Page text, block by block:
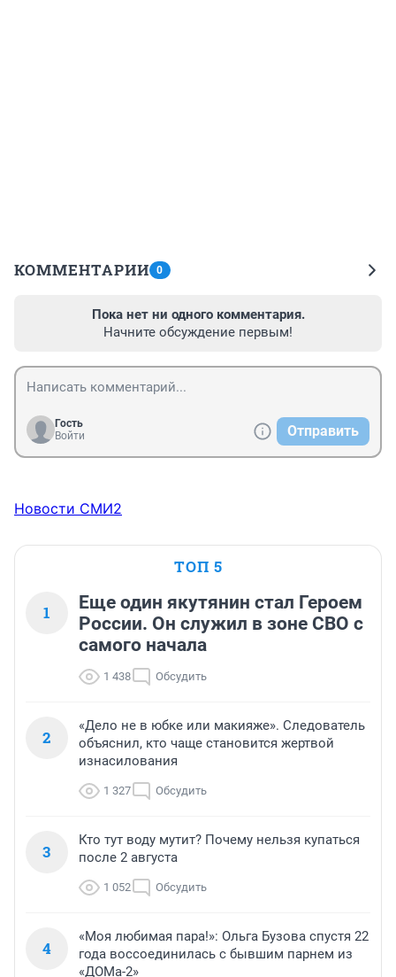
КОММЕНТАРИИ 0
Пока нет ни одного комментария.
Начните обсуждение первым!
Гость
Войти
Отправить
Новости СМИ2
ТОП 5
1
Еще один якутянин стал Героем
России. Он служил в зоне СВО с
самого начала
1 438 Обсудить
2
«Дело не в юбке или макияже». Следователь
объяснил, кто чаще становится жертвой
изнасилования
1 327 Обсудить
3
Кто тут воду мутит? Почему нельзя купаться
после 2 августа
1 052 Обсудить
4
«Моя любимая пара!»: Ольга Бузова спустя 22
года воссоединилась с бывшим парнем из
«ДОМа-2»